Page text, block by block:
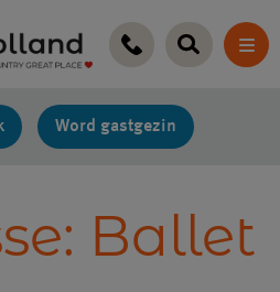
Word gastgezin
Ballet